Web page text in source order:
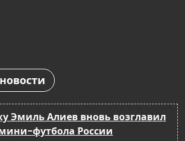
Эмиль Алиев вновь возглавил
футбола России